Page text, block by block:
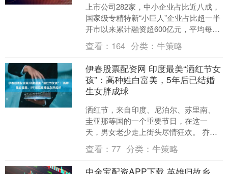
上市公司282家，中小企业占比近八成，
国家级专精特新“小巨人”企业占比超一半
开市以来累计融资超600亿元，平均每家
2亿元 上市公司总市值超9000亿元 开市
以....
查看： 164 分类：牛策略
伊春股票配资网 印度最美“洒红节女
孩”：高种姓白富美，5年后已结婚
生女胖成球
洒红节，来自印度、尼泊尔、苏里南、
圭亚那等国的一个重要节日，在这一
天，男女老少走上街头尽情狂欢。 乔伊
塔·桑亚尔也没有想到，自己会在这一天
成为摄影师镜头下的印度....
查看：77 分类：牛策略
中金宝配资APP下载 英雄归故乡，